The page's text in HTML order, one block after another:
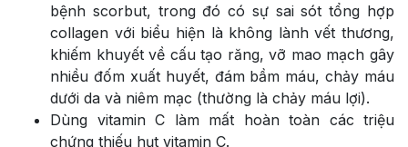
bệnh scorbut, trong đó có sự sai sót tổng hợp
collagen với biểu hiện là không lành vết thương,
khiếm khuyết về cấu tạo răng, vỡ mao mạch gây
nhiều đốm xuất huyết, đám bầm máu, chảy máu
dưới da và niêm mạc (thường là chảy máu lợi).
Dùng vitamin C làm mất hoàn toàn các triệu
chứng thiếu hụt vitamin C.